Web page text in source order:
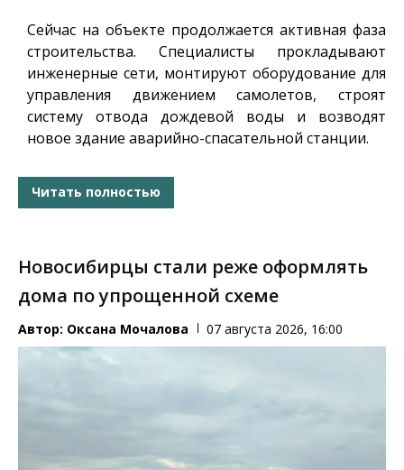
Сейчас на объекте продолжается активная фаза
строительства. Специалисты прокладывают
инженерные сети, монтируют оборудование для
управления движением самолетов, строят
систему отвода дождевой воды и возводят
новое здание аварийно-спасательной станции.
Читать полностью
Новосибирцы стали реже оформлять
дома по упрощенной схеме
Автор: Оксана Мочалова 07 августа 2026, 16:00